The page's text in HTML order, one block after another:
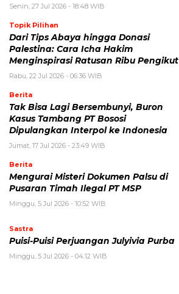
Senin, 27 Jul 2026 - 18:48 WIB
Topik Pilihan
Dari Tips Abaya hingga Donasi
Palestina: Cara Icha Hakim
Menginspirasi Ratusan Ribu Pengikut
Rabu, 22 Jul 2026 - 06:36 WIB
Berita
Tak Bisa Lagi Bersembunyi, Buron
Kasus Tambang PT Bososi
Dipulangkan Interpol ke Indonesia
Jumat, 17 Jul 2026 - 23:49 WIB
Berita
Mengurai Misteri Dokumen Palsu di
Pusaran Timah Ilegal PT MSP
Minggu, 5 Jul 2026 - 10:52 WIB
Sastra
Puisi-Puisi Perjuangan Julyivia Purba
Minggu, 5 Jul 2026 - 04:12 WIB